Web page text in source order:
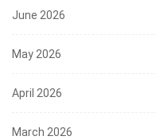
June 2026
May 2026
April 2026
March 2026